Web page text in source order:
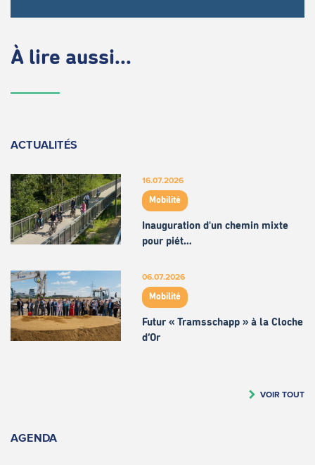
À lire aussi...
ACTUALITÉS
16.07.2026
Mobilité
Inauguration d'un chemin mixte
pour piét…
06.07.2026
Mobilité
Futur « Tramsschapp » à la Cloche
d’Or
VOIR TOUT
AGENDA